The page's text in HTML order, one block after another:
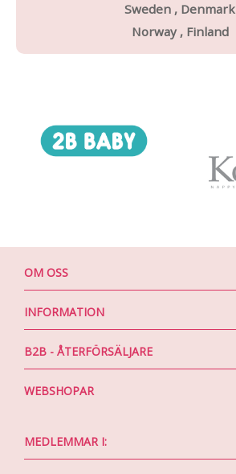
Sweden , Denmark
Norway , Finland
OM OSS
INFORMATION
B2B - ÅTERFÖRSÄLJARE
WEBSHOPAR
MEDLEMMAR I: